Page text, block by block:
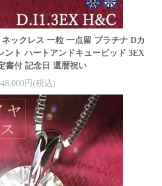
ックレス 一粒 一点留 プラチナ Dカ
ント ハートアンドキューピッド 3EX
書付 記念日 還暦祝い
円(税込)